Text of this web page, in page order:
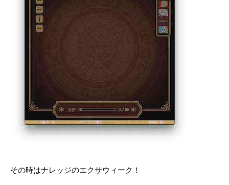
その時はナレッジのエクサウィーク！